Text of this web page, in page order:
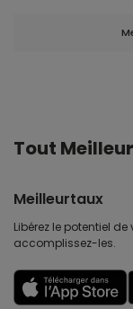
Tout
Meilleurtaux
Libérez le potentiel
accomplissez-les.